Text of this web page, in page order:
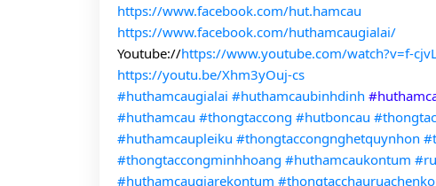
https://www.facebook.com/hut.hamcau
https://www.facebook.com/huthamcaugialai/
Youtube://https://www.youtube.com/watch?v=f-
https://youtu.be/Xhm3yOuj-cs
#huthamcaugialai #huthamcaubinhdinh
#huthamcau #thongtaccong #hutboncau
#huthamcaupleiku #thongtaccongnghetquynhon
#thongtaccongminhhoang #huthamcaukontum
#huthamcaugiarekontum